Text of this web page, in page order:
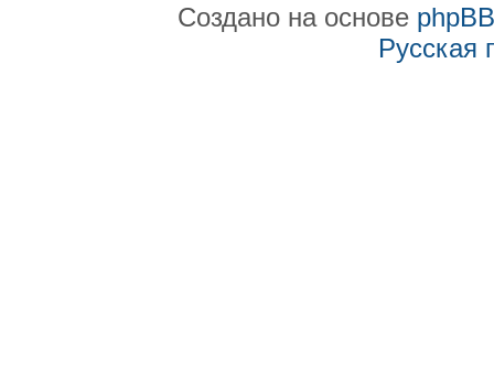
Создано на основе phpBB
Русская